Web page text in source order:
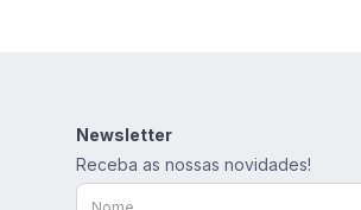
Newsletter
Receba as nossas novidades!